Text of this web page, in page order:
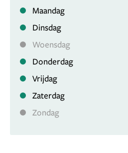
Maandag
Dinsdag
Woensdag
Donderdag
Vrijdag
Zaterdag
Zondag